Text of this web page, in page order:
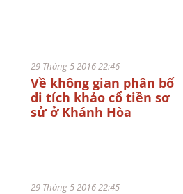
29 Tháng 5 2016 22:46
Về không gian phân bố
di tích khảo cổ tiền sơ
sử ở Khánh Hòa
29 Tháng 5 2016 22:45